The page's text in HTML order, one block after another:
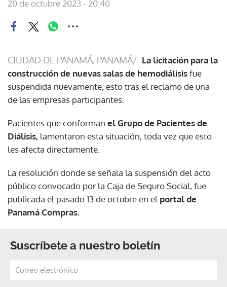
20 de octubre 2023 - 20:40
CIUDAD DE PANAMÁ, PANAMÁ/ La licitación para la
construcción de nuevas salas de hemodiálisisfue
suspendida nuevamente, esto tras el reclamo de una
de las empresas participantes.
Pacientes que conforman el Grupo de Pacientes de
Diálisis, lamentaron esta situación, toda vez que esto
les afecta directamente.
La resolución donde se señala la suspensión del acto
público convocado por la Caja de Seguro Social, fue
publicada el pasado 13 de octubre en el portal de
Panamá Compras.
Suscríbete a nuestro boletín